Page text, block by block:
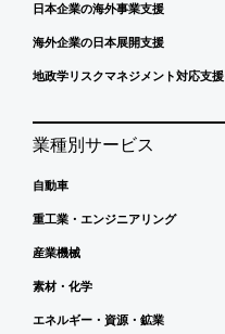
日本企業の海外事業支援
海外企業の日本展開支援
地政学リスクマネジメント対応支援
業種別サービス
自動車
重工業・エンジニアリング
産業機械
素材・化学
エネルギー・資源・鉱業